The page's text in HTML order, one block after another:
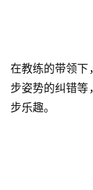
在教练的带领下
步姿势的纠错
步乐趣。